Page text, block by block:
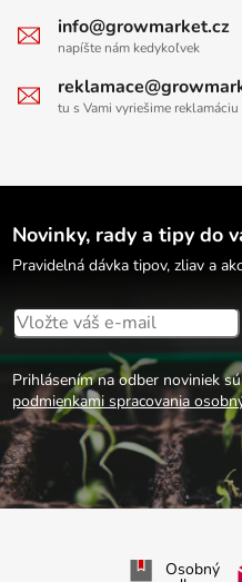
info@growmarket.cz
napíšte nám kedykoľvek
tu s Vami vyriešime
Novinky, rady a tipy do
Pravidelná dávka tipov, zliav a
Prihlásením na odber noviniek
podmienkami spracovania
Osobný